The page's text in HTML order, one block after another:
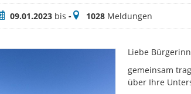
09.01.2023bis -Meldungen
1028Meldungen
Liebe
gemeinsam
über Ihre